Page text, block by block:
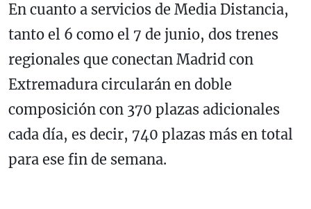
En cuanto a servicios de Media Distancia,
tanto el 6 como el 7 de junio, dos trenes
regionales que conectan Madrid con
Extremadura circularán en doble
composición con 370 plazas adicionales
cada día, es decir, 740 plazas más en total
para ese fin de semana.